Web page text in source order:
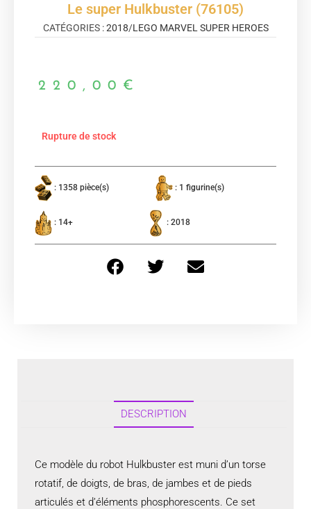
Le super Hulkbuster (76105)
CATÉGORIES :2018/LEGO MARVEL SUPER HEROES
220,00 €
Rupture de stock
: 1358 pièce(s) : 1 figurine(s)
: 14+ : 2018
DESCRIPTION
Ce modèle du robot Hulkbuster est muni d’un torse
rotatif, de doigts, de bras, de jambes et de pieds
articulés et d’éléments phosphorescents. Ce set